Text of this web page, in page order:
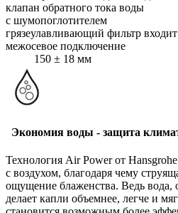
клапан обратного тока воды
с шумопоглотителем
грязеулавливающий фильтр
межосевое подключение
150 ± 18 мм
Экономия воды - защита
Технология Air Power от
с воздухом, благодаря чему
ощущение блаженства. Ведь вода,
делает капли объемнее, легче и